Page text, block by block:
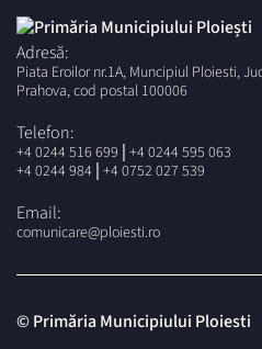
Adresă:
Piata Eroilor nr.1A, Muncipiul Ploiesti,
Prahova, cod postal 100006
Telefon:
+4 0244 516 699 | +4 0244 595 063
+4 0244 984 | +4 0752 027 539
Email:
comunicare@ploiesti.ro
© Primăria Municipiului Ploiesti